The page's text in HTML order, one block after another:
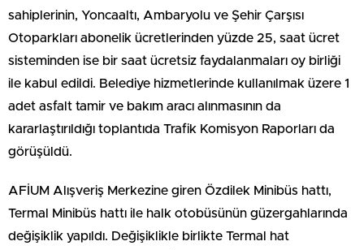
sahiplerinin, Yoncaaltı, Ambaryolu ve Şehir Çarşısı
Otoparkları abonelik ücretlerinden yüzde 25, saat ücret
sisteminden ise bir saat ücretsiz faydalanmaları oy birliği
ile kabul edildi. Belediye hizmetlerinde kullanılmak üzere 1
adet asfalt tamir ve bakım aracı alınmasının da
kararlaştırıldığı toplantıda Trafik Komisyon Raporları da
görüşüldü.
AFİUM Alışveriş Merkezine giren Özdilek Minibüs hattı,
Termal Minibüs hattı ile halk otobüsünün güzergahlarında
değişiklik yapıldı. Değişiklikle birlikte Termal hat